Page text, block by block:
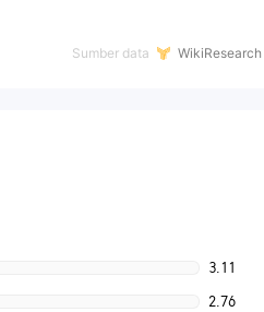
Sumber data WikiResearch
3.11
2.76